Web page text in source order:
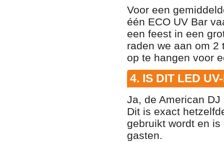
Voor een
één ECO UV Bar
een feest in een
raden we aan om 2
op te hangen voor
4. IS DIT LED
Ja, de American
Dit is exact
gebruikt wordt en
gasten.